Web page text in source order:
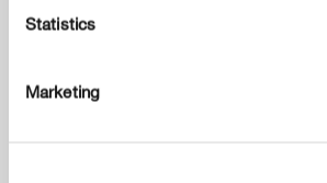
Statistics
Marketing